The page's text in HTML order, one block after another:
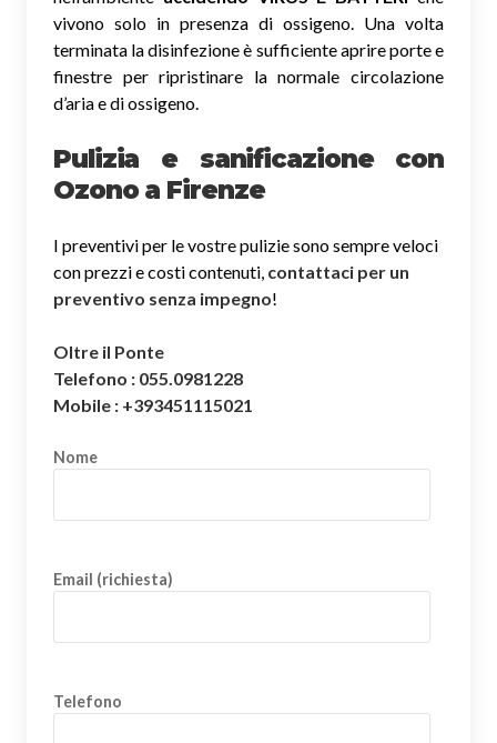
vivono solo in presenza di ossigeno. Una volta
terminata la disinfezione è sufficiente aprire porte e
finestre per ripristinare la normale circolazione
d’aria e di ossigeno.
Pulizia e sanificazione con
Ozono a Firenze
I preventivi per le vostre pulizie sono sempre veloci
con prezzi e costi contenuti, contattaci per un
preventivo senza impegno!
Oltre il Ponte
Telefono : 055.0981228
Mobile : +393451115021
Nome
Email (richiesta)
Telefono